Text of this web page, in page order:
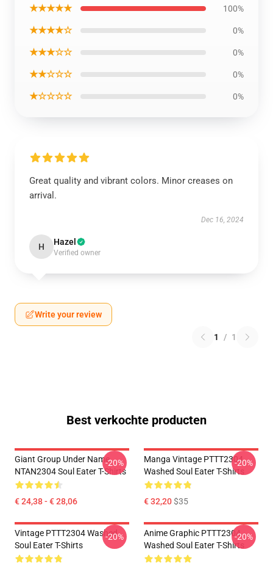
★★★★★ 100%
★★★★☆ 0%
★★★☆☆ 0%
★★☆☆☆ 0%
★☆☆☆☆ 0%
Great quality and vibrant colors. Minor creases on
arrival.
Dec 16, 2024
H Hazel
Verified owner
Write your review
1 / 1
Best verkochte producten
Giant Group Under Name
NTAN2304 Soul Eater T-Shirts
€ 24,38 - € 28,06
-20%
Manga Vintage PTTT2304
Washed Soul Eater T-Shirts
€ 32,20$35
-20%
Vintage PTTT2304 Washed
Soul Eater T-Shirts
-20%
Anime Graphic PTTT2304
Washed Soul Eater T-Shirts
-20%